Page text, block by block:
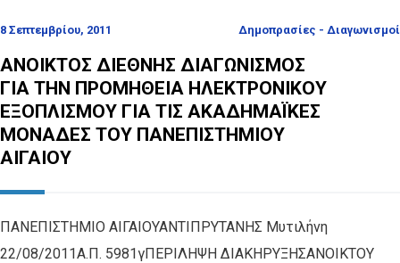
8 Σεπτεμβρίου, 2011 Δημοπρασίες - Διαγωνισμοί
ΑΝΟΙΚΤΟΣ ΔΙΕΘΝΗΣ ΔΙΑΓΩΝΙΣΜΟΣ
ΓΙΑ ΤΗΝ ΠΡΟΜΗΘΕΙΑ ΗΛΕΚΤΡΟΝΙΚΟΥ
ΕΞΟΠΛΙΣΜΟΥ ΓΙΑ ΤΙΣ ΑΚΑΔΗΜΑΪΚΕΣ
ΜΟΝΑΔΕΣ ΤΟΥ ΠΑΝΕΠΙΣΤΗΜΙΟΥ
ΑΙΓΑΙΟΥ
ΠΑΝΕΠΙΣΤΗΜΙΟ ΑΙΓΑΙΟΥΑΝΤΙΠΡΥΤΑΝΗΣ Μυτιλήνη
22/08/2011A.Π. 5981γΠΕΡΙΛΗΨΗ ΔΙΑΚΗΡΥΞΗΣΑΝΟΙΚΤΟΥ